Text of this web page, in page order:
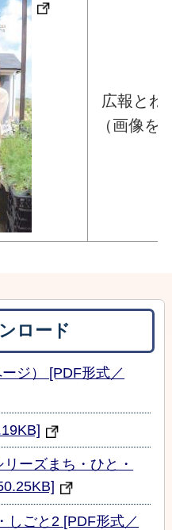
広報と
（画像を
ロード
ジ） [PDF形式／
ーズまち・ひと・
しごと2 [PDF形式／